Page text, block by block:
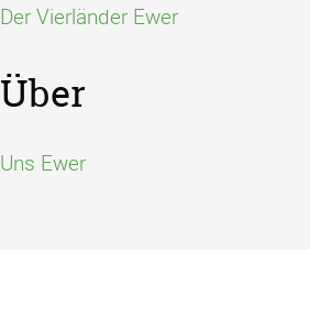
Der Vierländer Ewer
Über
Uns Ewer